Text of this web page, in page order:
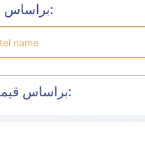
براساس نام هتل:
براساس قیمت ریال: